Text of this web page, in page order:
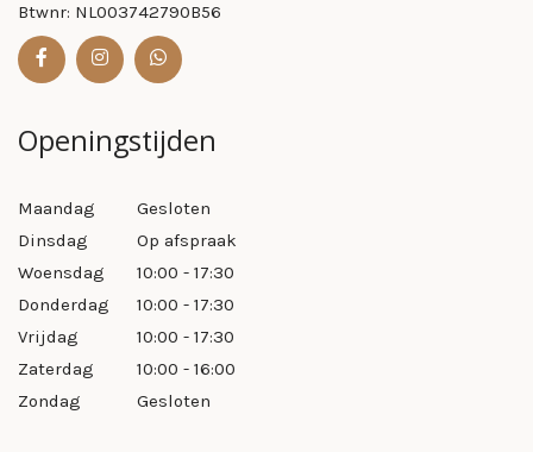
Btwnr: NL003742790B56
Openingstijden
Maandag
Gesloten
Dinsdag
Op afspraak
Woensdag
10:00 - 17:30
Donderdag
10:00 - 17:30
Vrijdag
10:00 - 17:30
Zaterdag
10:00 - 16:00
Zondag
Gesloten